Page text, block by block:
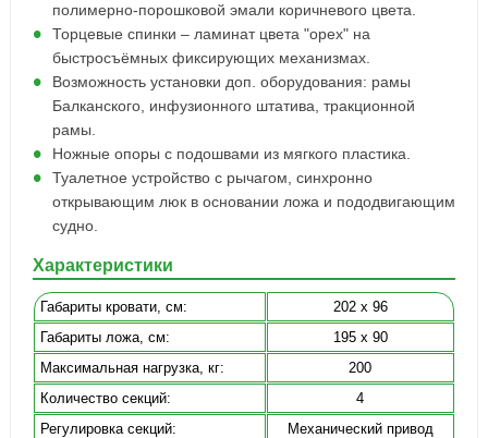
полимерно-порошковой эмали коричневого цвета.
Торцевые спинки – ламинат цвета "орех" на
быстросъёмных фиксирующих механизмах.
Возможность установки доп. оборудования: рамы
Балканского, инфузионного штатива, тракционной
рамы.
Ножные опоры с подошвами из мягкого пластика.
Туалетное устройство с рычагом, синхронно
открывающим люк в основании ложа и пододвигающим
судно.
Характеристики
Габариты кровати, cм:
202 x 96
Габариты ложа, см:
195 x 90
Максимальная нагрузка, кг:
200
Количество секций:
4
Регулировка секций:
Механический привод